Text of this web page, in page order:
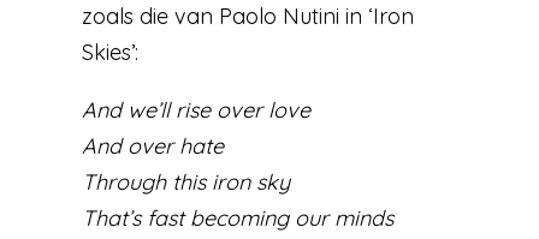
zoals die van Paolo Nutini in ‘Iron
Skies’:
And we’ll rise over love
And over hate
Through this iron sky
That’s fast becoming our minds